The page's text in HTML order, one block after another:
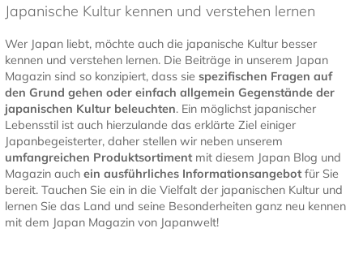
Japanische Kultur kennen und verstehen lernen
Wer Japan liebt, möchte auch die japanische Kultur besser
kennen und verstehen lernen. Die Beiträge in unserem Japan
Magazin sind so konzipiert, dass sie spezifischen Fragen auf
den Grund gehen oder einfach allgemein Gegenstände der
japanischen Kulturbeleuchten. Ein möglichst japanischer
Lebensstil ist auch hierzulande das erklärte Ziel einiger
Japanbegeisterter, daher stellen wir neben unserem
umfangreichen Produktsortimentmit diesem Japan Blog und
Magazin auch ein ausführliches Informationsangebotfür Sie
bereit. Tauchen Sie ein in die Vielfalt der japanischen Kultur und
lernen Sie das Land und seine Besonderheiten ganz neu kennen
mit dem Japan Magazin von Japanwelt!